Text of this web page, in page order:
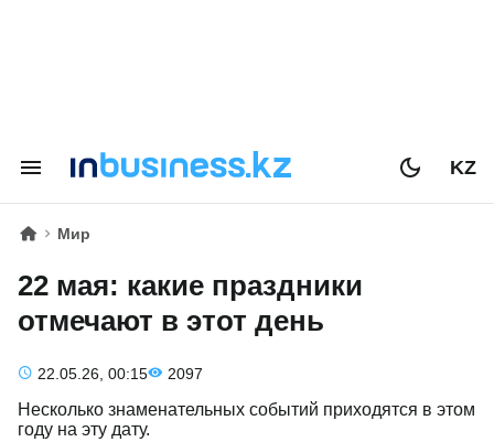
KZ
Мир
22 мая: какие праздники
отмечают в этот день
22.05.26, 00:15 2097
Несколько знаменательных событий приходятся в этом
году на эту дату.